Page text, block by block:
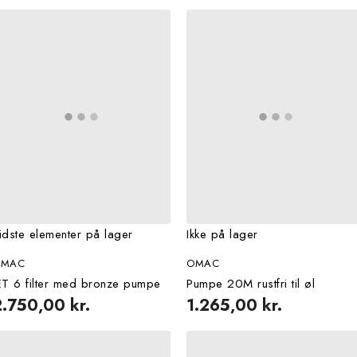
elementer på lager
6 filter med bronze pumpe
kr.
Ikke på lager
OMAC
Pumpe 20M rustfri til øl
1.265,00 kr.